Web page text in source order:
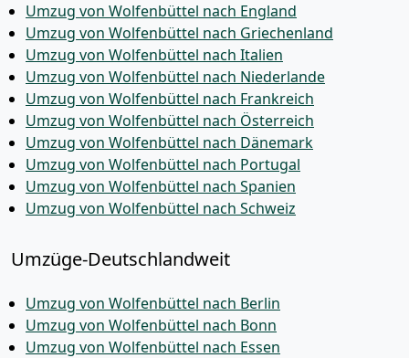
Umzug von Wolfenbüttel nach England
Umzug von Wolfenbüttel nach Griechenland
Umzug von Wolfenbüttel nach Italien
Umzug von Wolfenbüttel nach Niederlande
Umzug von Wolfenbüttel nach Frankreich
Umzug von Wolfenbüttel nach Österreich
Umzug von Wolfenbüttel nach Dänemark
Umzug von Wolfenbüttel nach Portugal
Umzug von Wolfenbüttel nach Spanien
Umzug von Wolfenbüttel nach Schweiz
Umzüge-Deutschlandweit
Umzug von Wolfenbüttel nach Berlin
Umzug von Wolfenbüttel nach Bonn
Umzug von Wolfenbüttel nach Essen